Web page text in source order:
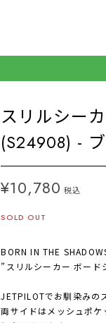
スリルシー
(S24908) -
¥10,780 税込
SOLD OUT
BORN IN THE
”スリルシーカー ボード
JETPILOTでお馴染みの
両サイドはメッシュポ